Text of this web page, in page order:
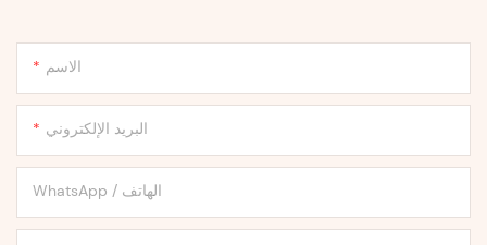
الاسم
البريد الإلكتروني
WhatsApp / الهاتف